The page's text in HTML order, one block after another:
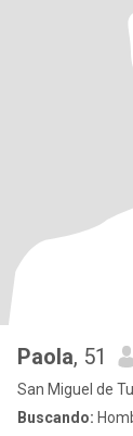
Paola, 51
San Miguel de
Buscando: